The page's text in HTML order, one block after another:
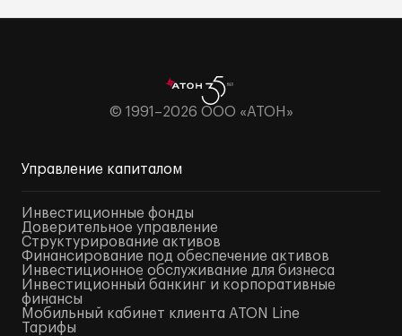
© 1991–2026 ООО «АТОН»
Управление капиталом
Инвестиционные фонды
Доверительное управление
Структурирование активов
Финансирование под обеспечение активов
Инвестиционное обслуживание для бизнеса
Инвестиционный банкинг и корпоративные
финансы
Мобильный кабинет клиента ATON Line
Тарифы